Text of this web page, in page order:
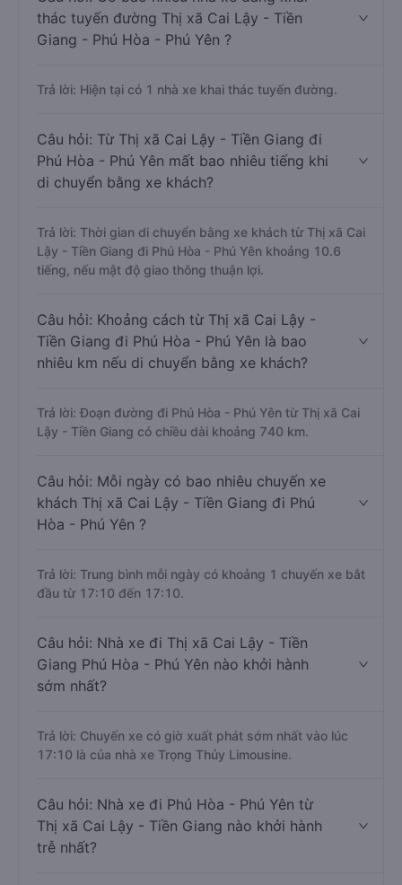
thác tuyến đường Thị xã Cai Lậy - Tiền
Giang - Phú Hòa - Phú Yên ?
Trả lời: Hiện tại có 1 nhà xe khai thác tuyến đường.
Câu hỏi: Từ Thị xã Cai Lậy - Tiền Giang đi
Phú Hòa - Phú Yên mất bao nhiêu tiếng khi
di chuyển bằng xe khách?
Trả lời: Thời gian di chuyển bằng xe khách từ Thị xã Cai
Lậy - Tiền Giang đi Phú Hòa - Phú Yên khoảng 10.6
tiếng, nếu mật độ giao thông thuận lợi.
Câu hỏi: Khoảng cách từ Thị xã Cai Lậy -
Tiền Giang đi Phú Hòa - Phú Yên là bao
nhiêu km nếu di chuyển bằng xe khách?
Trả lời: Đoạn đường đi Phú Hòa - Phú Yên từ Thị xã Cai
Lậy - Tiền Giang có chiều dài khoảng 740 km.
Câu hỏi: Mỗi ngày có bao nhiêu chuyến xe
khách Thị xã Cai Lậy - Tiền Giang đi Phú
Hòa - Phú Yên ?
Trả lời: Trung bình mỗi ngày có khoảng 1 chuyến xe bắt
đầu từ 17:10 đến 17:10.
Câu hỏi: Nhà xe đi Thị xã Cai Lậy - Tiền
Giang Phú Hòa - Phú Yên nào khởi hành
sớm nhất?
Trả lời: Chuyến xe có giờ xuất phát sớm nhất vào lúc
17:10 là của nhà xe Trọng Thủy Limousine.
Câu hỏi: Nhà xe đi Phú Hòa - Phú Yên từ
Thị xã Cai Lậy - Tiền Giang nào khởi hành
trễ nhất?